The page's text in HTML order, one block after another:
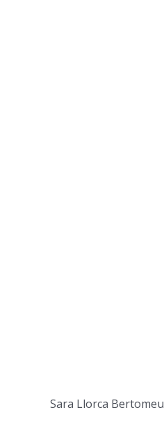
Sara Llorca Bertomeu